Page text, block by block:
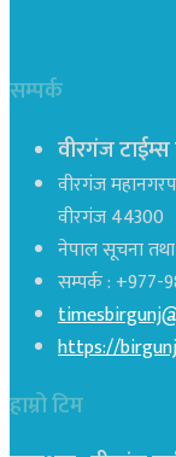
सम्पर्क
वीरगंज टाईम्स
वीरगंज
वीरगंज 44300
नेपाल सूचना
सम्पर्क : +977-
https://
हाम्रो टिम